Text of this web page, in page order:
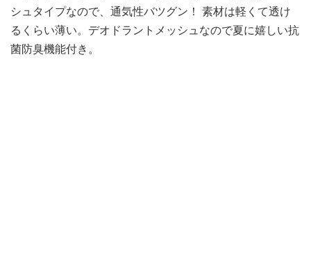
シュタイプなので、通気性バツグン！ 素材は軽くて透け
るくらい薄い。デオドラントメッシュなので夏に嬉しい抗
菌防臭機能付き。